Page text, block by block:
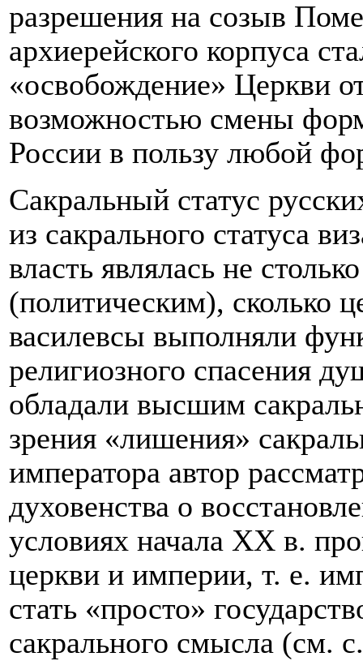
разрешения на созыв
архиерейского корпуса
«освобождение» Церкви
возможностью смены
России в пользу любой
Сакральный статус
из сакрального статуса
власть являлась не
(политическим), сколько
василевсы выполняли
религиозного спасения
обладали высшим
зрения «лишения»
императора автор
духовенства о
условиях начала XX в.
церкви и империи, т. е.
стать «просто»
сакрального смысла (см.